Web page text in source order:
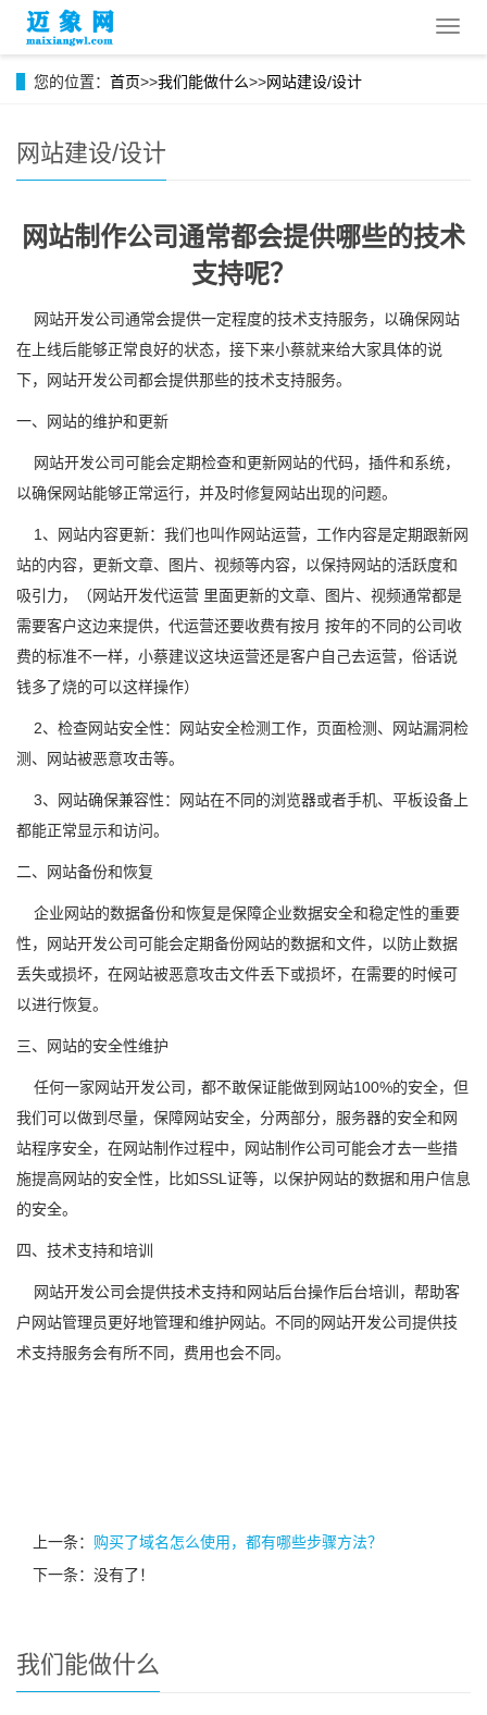
导
您的位置： 首页>>我们能做什么>>网站建设/设计
网站建设/设计
网站制作公司通常都会提供哪些的技术
支持呢？
网站开发公司通常会提供一定程度的技术支持服务，以确保网站
在上线后能够正常良好的状态，接下来小蔡就来给大家具体的说
下，网站开发公司都会提供那些的技术支持服务。
一、网站的维护和更新
网站开发公司可能会定期检查和更新网站的代码，插件和系统，
以确保网站能够正常运行，并及时修复网站出现的问题。
1、网站内容更新：我们也叫作网站运营，工作内容是定期跟新网
站的内容，更新文章、图片、视频等内容，以保持网站的活跃度和
吸引力，（网站开发代运营 里面更新的文章、图片、视频通常都是
需要客户这边来提供，代运营还要收费有按月 按年的不同的公司收
费的标准不一样，小蔡建议这块运营还是客户自己去运营，俗话说
钱多了烧的可以这样操作）
2、检查网站安全性：网站安全检测工作，页面检测、网站漏洞检
测、网站被恶意攻击等。
3、网站确保兼容性：网站在不同的浏览器或者手机、平板设备上
都能正常显示和访问。
二、网站备份和恢复
企业网站的数据备份和恢复是保障企业数据安全和稳定性的重要
性，网站开发公司可能会定期备份网站的数据和文件，以防止数据
丢失或损坏，在网站被恶意攻击文件丢下或损坏，在需要的时候可
以进行恢复。
三、网站的安全性维护
任何一家网站开发公司，都不敢保证能做到网站100%的安全，但
我们可以做到尽量，保障网站安全，分两部分，服务器的安全和网
站程序安全，在网站制作过程中，网站制作公司可能会才去一些措
施提高网站的安全性，比如SSL证等，以保护网站的数据和用户信息
的安全。
四、技术支持和培训
网站开发公司会提供技术支持和网站后台操作后台培训，帮助客
户网站管理员更好地管理和维护网站。不同的网站开发公司提供技
术支持服务会有所不同，费用也会不同。
上一条： 购买了域名怎么使用，都有哪些步骤方法？
下一条：没有了！
我们能做什么